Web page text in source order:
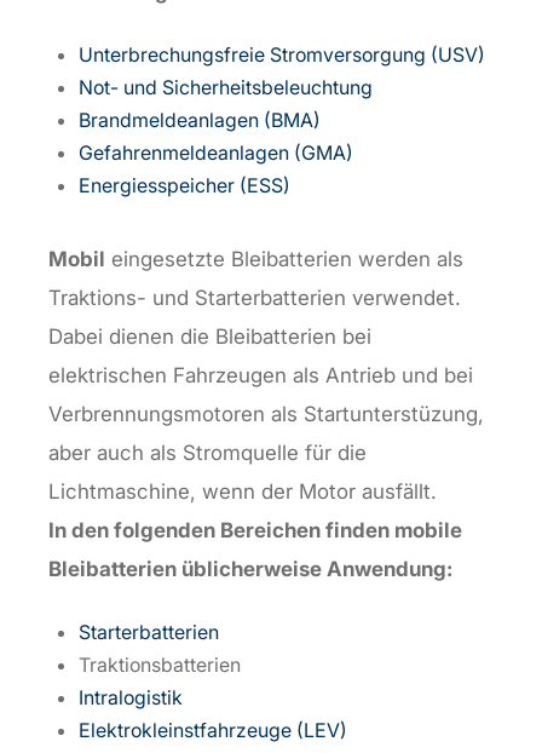
Unterbrechungsfreie Stromversorgung (USV)
Not- und Sicherheitsbeleuchtung
Brandmeldeanlagen (BMA)
Gefahrenmeldeanlagen (GMA)
Energiesspeicher (ESS)
Mobil eingesetzte Bleibatterien werden als
Traktions- und Starterbatterien verwendet.
Dabei dienen die Bleibatterien bei
elektrischen Fahrzeugen als Antrieb und bei
Verbrennungsmotoren als Startunterstüzung,
aber auch als Stromquelle für die
Lichtmaschine, wenn der Motor ausfällt.
In den folgenden Bereichen finden mobile
Bleibatterien üblicherweise Anwendung:
Starterbatterien
Traktionsbatterien
Intralogistik
Elektrokleinstfahrzeuge (LEV)